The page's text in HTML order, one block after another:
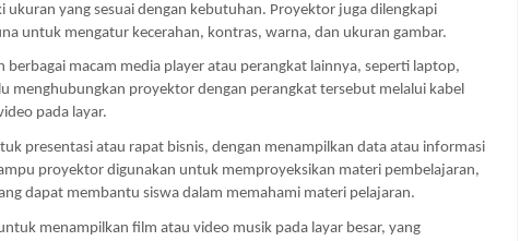
yang sesuai dengan kebutuhan. Proyektor juga dilengkapi
untuk mengatur kecerahan, kontras, warna, dan ukuran gambar.
macam media player atau perangkat lainnya, seperti laptop,
menghubungkan proyektor dengan perangkat tersebut melalui kabel
pada layar.
presentasi atau rapat bisnis, dengan menampilkan data atau informasi
proyektor digunakan untuk memproyeksikan materi pembelajaran,
dapat membantu siswa dalam memahami materi pelajaran.
menampilkan film atau video musik pada layar besar, yang